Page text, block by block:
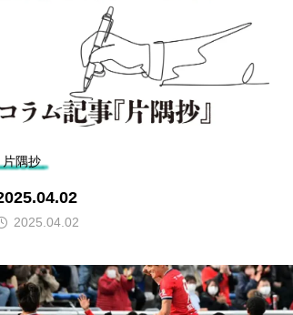
片隅抄
2025.04.02